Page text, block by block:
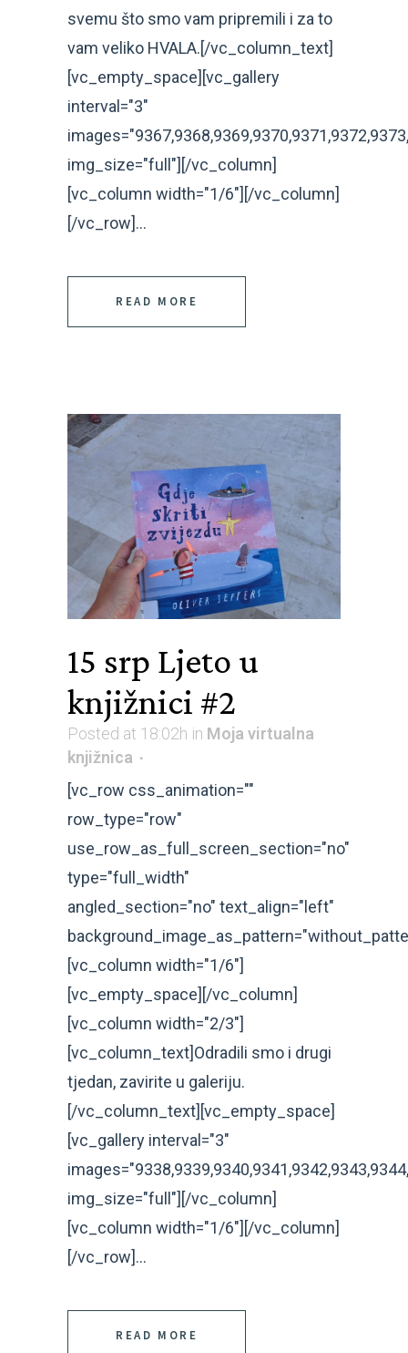
svemu što smo vam pripremili i za to
vam veliko HVALA.[/vc_column_text]
[vc_empty_space][vc_gallery
interval="3"
img_size="full"][/vc_column]
[vc_column width="1/6"][/vc_column]
[/vc_row]...
READ MORE
15 srp Ljeto u
knjižnici #2
Posted at 18:02h in Moja virtualna
knjižnica
[vc_row css_animation=""
row_type="row"
use_row_as_full_screen_section="no"
type="full_width"
angled_section="no" text_align="left"
[vc_column width="1/6"]
[vc_empty_space][/vc_column]
[vc_column width="2/3"]
[vc_column_text]Odradili smo i drugi
tjedan, zavirite u galeriju.
[/vc_column_text][vc_empty_space]
[vc_gallery interval="3"
img_size="full"][/vc_column]
[vc_column width="1/6"][/vc_column]
[/vc_row]...
READ MORE